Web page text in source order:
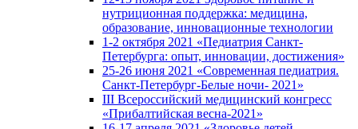
нутриционная поддержка: медицина,
образование, инновационные технологии
1-2 октября 2021 «Педиатрия Санкт-
Петербурга: опыт, инновации, достижения»
25-26 июня 2021 «Современная педиатрия.
Санкт-Петербург-Белые ночи- 2021»
III Всероссийский медицинский конгресс
«Прибалтийская весна-2021»